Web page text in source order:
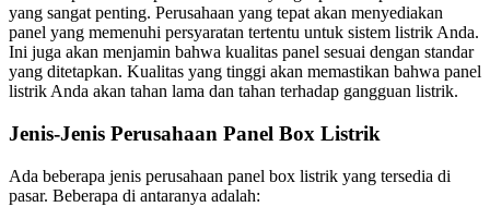
yang sangat penting. Perusahaan yang tepat akan menyediakan
panel yang memenuhi persyaratan tertentu untuk sistem listrik Anda.
Ini juga akan menjamin bahwa kualitas panel sesuai dengan standar
yang ditetapkan. Kualitas yang tinggi akan memastikan bahwa panel
listrik Anda akan tahan lama dan tahan terhadap gangguan listrik.
Jenis-Jenis Perusahaan Panel Box Listrik
Ada beberapa jenis perusahaan panel box listrik yang tersedia di
pasar. Beberapa di antaranya adalah: